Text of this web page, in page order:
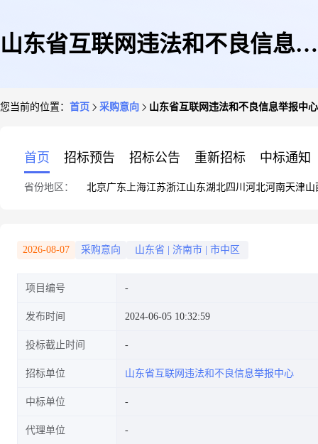
山东省互联网违法和不良信息举
您当前的位置： 首页 采购意向 山东省互联网违法和不良信息举报中
首页 招标预告 招标公告 重新招标 中标通知
省份地区： 北京广东 上海江苏浙江山东湖北四川 河北河南天津山
2026-08-07 采购意向 山东省 济南市 市中区
项目编号
发布时间 2024-06-05 10:32:59
投标截止时间
招标单位 山东省互联网违法和不良信息举报中心
中标单位
代理单位